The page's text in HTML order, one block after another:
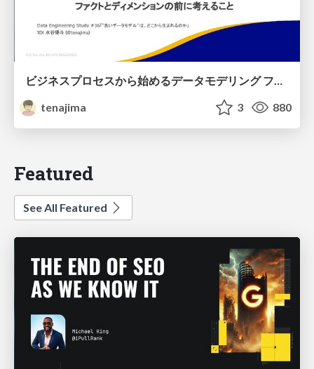
ビジネスプロセスから始めるデータモデリング ファクトとディメンションの前に考えること
tenajima
3 880
Featured
See All Featured